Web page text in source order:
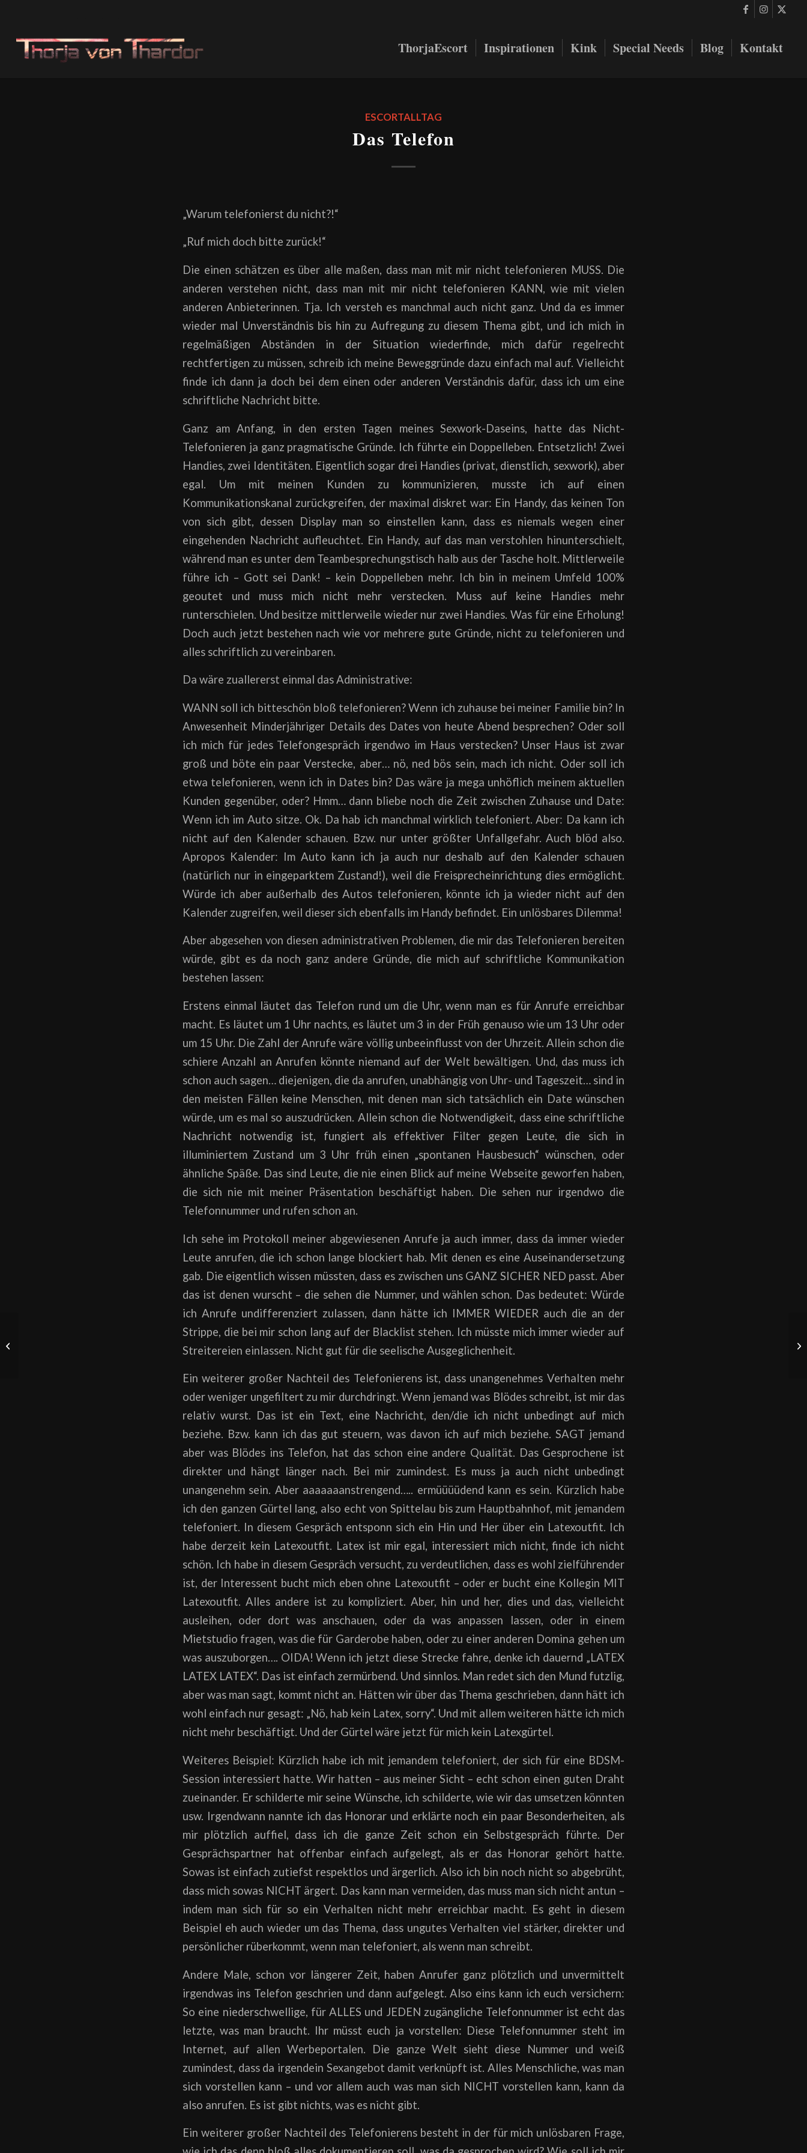
ThorjaEscort Inspirationen Kink Special Needs Blog Kontakt
ESCORTALLTAG
Das Telefon
„Warum telefonierst du nicht?!“
„Ruf mich doch bitte zurück!“
Die einen schätzen es über alle maßen, dass man mit mir nicht telefonieren MUSS. Die
anderen verstehen nicht, dass man mit mir nicht telefonieren KANN, wie mit vielen
anderen Anbieterinnen. Tja. Ich versteh es manchmal auch nicht ganz. Und da es immer
wieder mal Unverständnis bis hin zu Aufregung zu diesem Thema gibt, und ich mich in
regelmäßigen Abständen in der Situation wiederfinde, mich dafür regelrecht
rechtfertigen zu müssen, schreib ich meine Beweggründe dazu einfach mal auf. Vielleicht
finde ich dann ja doch bei dem einen oder anderen Verständnis dafür, dass ich um eine
schriftliche Nachricht bitte.
Ganz am Anfang, in den ersten Tagen meines Sexwork-Daseins, hatte das Nicht-
Telefonieren ja ganz pragmatische Gründe. Ich führte ein Doppelleben. Entsetzlich! Zwei
Handies, zwei Identitäten. Eigentlich sogar drei Handies (privat, dienstlich, sexwork), aber
egal. Um mit meinen Kunden zu kommunizieren, musste ich auf einen
Kommunikationskanal zurückgreifen, der maximal diskret war: Ein Handy, das keinen Ton
von sich gibt, dessen Display man so einstellen kann, dass es niemals wegen einer
eingehenden Nachricht aufleuchtet. Ein Handy, auf das man verstohlen hinunterschielt,
während man es unter dem Teambesprechungstisch halb aus der Tasche holt. Mittlerweile
führe ich – Gott sei Dank! – kein Doppelleben mehr. Ich bin in meinem Umfeld 100%
geoutet und muss mich nicht mehr verstecken. Muss auf keine Handies mehr
runterschielen. Und besitze mittlerweile wieder nur zwei Handies. Was für eine Erholung!
Doch auch jetzt bestehen nach wie vor mehrere gute Gründe, nicht zu telefonieren und
alles schriftlich zu vereinbaren.
Da wäre zuallererst einmal das Administrative:
WANN soll ich bitteschön bloß telefonieren? Wenn ich zuhause bei meiner Familie bin? In
Anwesenheit Minderjähriger Details des Dates von heute Abend besprechen? Oder soll
ich mich für jedes Telefongespräch irgendwo im Haus verstecken? Unser Haus ist zwar
groß und böte ein paar Verstecke, aber… nö, ned bös sein, mach ich nicht. Oder soll ich
etwa telefonieren, wenn ich in Dates bin? Das wäre ja mega unhöflich meinem aktuellen
Kunden gegenüber, oder? Hmm… dann bliebe noch die Zeit zwischen Zuhause und Date:
Wenn ich im Auto sitze. Ok. Da hab ich manchmal wirklich telefoniert. Aber: Da kann ich
nicht auf den Kalender schauen. Bzw. nur unter größter Unfallgefahr. Auch blöd also.
Apropos Kalender: Im Auto kann ich ja auch nur deshalb auf den Kalender schauen
(natürlich nur in eingeparktem Zustand!), weil die Freisprecheinrichtung dies ermöglicht.
Würde ich aber außerhalb des Autos telefonieren, könnte ich ja wieder nicht auf den
Kalender zugreifen, weil dieser sich ebenfalls im Handy befindet. Ein unlösbares Dilemma!
Aber abgesehen von diesen administrativen Problemen, die mir das Telefonieren bereiten
würde, gibt es da noch ganz andere Gründe, die mich auf schriftliche Kommunikation
bestehen lassen:
Erstens einmal läutet das Telefon rund um die Uhr, wenn man es für Anrufe erreichbar
macht. Es läutet um 1 Uhr nachts, es läutet um 3 in der Früh genauso wie um 13 Uhr oder
um 15 Uhr. Die Zahl der Anrufe wäre völlig unbeeinflusst von der Uhrzeit. Allein schon die
schiere Anzahl an Anrufen könnte niemand auf der Welt bewältigen. Und, das muss ich
schon auch sagen… diejenigen, die da anrufen, unabhängig von Uhr- und Tageszeit… sind in
den meisten Fällen keine Menschen, mit denen man sich tatsächlich ein Date wünschen
würde, um es mal so auszudrücken. Allein schon die Notwendigkeit, dass eine schriftliche
Nachricht notwendig ist, fungiert als effektiver Filter gegen Leute, die sich in
illuminiertem Zustand um 3 Uhr früh einen „spontanen Hausbesuch“ wünschen, oder
ähnliche Späße. Das sind Leute, die nie einen Blick auf meine Webseite geworfen haben,
die sich nie mit meiner Präsentation beschäftigt haben. Die sehen nur irgendwo die
Telefonnummer und rufen schon an.
Ich sehe im Protokoll meiner abgewiesenen Anrufe ja auch immer, dass da immer wieder
Leute anrufen, die ich schon lange blockiert hab. Mit denen es eine Auseinandersetzung
gab. Die eigentlich wissen müssten, dass es zwischen uns GANZ SICHER NED passt. Aber
das ist denen wurscht – die sehen die Nummer, und wählen schon. Das bedeutet: Würde
ich Anrufe undifferenziert zulassen, dann hätte ich IMMER WIEDER auch die an der
Strippe, die bei mir schon lang auf der Blacklist stehen. Ich müsste mich immer wieder auf
Streitereien einlassen. Nicht gut für die seelische Ausgeglichenheit.
Ein weiterer großer Nachteil des Telefonierens ist, dass unangenehmes Verhalten mehr
oder weniger ungefiltert zu mir durchdringt. Wenn jemand was Blödes schreibt, ist mir das
relativ wurst. Das ist ein Text, eine Nachricht, den/die ich nicht unbedingt auf mich
beziehe. Bzw. kann ich das gut steuern, was davon ich auf mich beziehe. SAGT jemand
aber was Blödes ins Telefon, hat das schon eine andere Qualität. Das Gesprochene ist
direkter und hängt länger nach. Bei mir zumindest. Es muss ja auch nicht unbedingt
unangenehm sein. Aber aaaaaaanstrengend….. ermüüüüdend kann es sein. Kürzlich habe
ich den ganzen Gürtel lang, also echt von Spittelau bis zum Hauptbahnhof, mit jemandem
telefoniert. In diesem Gespräch entsponn sich ein Hin und Her über ein Latexoutfit. Ich
habe derzeit kein Latexoutfit. Latex ist mir egal, interessiert mich nicht, finde ich nicht
schön. Ich habe in diesem Gespräch versucht, zu verdeutlichen, dass es wohl zielführender
ist, der Interessent bucht mich eben ohne Latexoutfit – oder er bucht eine Kollegin MIT
Latexoutfit. Alles andere ist zu kompliziert. Aber, hin und her, dies und das, vielleicht
ausleihen, oder dort was anschauen, oder da was anpassen lassen, oder in einem
Mietstudio fragen, was die für Garderobe haben, oder zu einer anderen Domina gehen um
was auszuborgen…. OIDA! Wenn ich jetzt diese Strecke fahre, denke ich dauernd „LATEX
LATEX LATEX“. Das ist einfach zermürbend. Und sinnlos. Man redet sich den Mund futzlig,
aber was man sagt, kommt nicht an. Hätten wir über das Thema geschrieben, dann hätt ich
wohl einfach nur gesagt: „Nö, hab kein Latex, sorry“. Und mit allem weiteren hätte ich mich
nicht mehr beschäftigt. Und der Gürtel wäre jetzt für mich kein Latexgürtel.
Weiteres Beispiel: Kürzlich habe ich mit jemandem telefoniert, der sich für eine BDSM-
Session interessiert hatte. Wir hatten – aus meiner Sicht – echt schon einen guten Draht
zueinander. Er schilderte mir seine Wünsche, ich schilderte, wie wir das umsetzen könnten
usw. Irgendwann nannte ich das Honorar und erklärte noch ein paar Besonderheiten, als
mir plötzlich auffiel, dass ich die ganze Zeit schon ein Selbstgespräch führte. Der
Gesprächspartner hat offenbar einfach aufgelegt, als er das Honorar gehört hatte.
Sowas ist einfach zutiefst respektlos und ärgerlich. Also ich bin noch nicht so abgebrüht,
dass mich sowas NICHT ärgert. Das kann man vermeiden, das muss man sich nicht antun –
indem man sich für so ein Verhalten nicht mehr erreichbar macht. Es geht in diesem
Beispiel eh auch wieder um das Thema, dass ungutes Verhalten viel stärker, direkter und
persönlicher rüberkommt, wenn man telefoniert, als wenn man schreibt.
Andere Male, schon vor längerer Zeit, haben Anrufer ganz plötzlich und unvermittelt
irgendwas ins Telefon geschrien und dann aufgelegt. Also eins kann ich euch versichern:
So eine niederschwellige, für ALLES und JEDEN zugängliche Telefonnummer ist echt das
letzte, was man braucht. Ihr müsst euch ja vorstellen: Diese Telefonnummer steht im
Internet, auf allen Werbeportalen. Die ganze Welt sieht diese Nummer und weiß
zumindest, dass da irgendein Sexangebot damit verknüpft ist. Alles Menschliche, was man
sich vorstellen kann – und vor allem auch was man sich NICHT vorstellen kann, kann da
also anrufen. Es ist gibt nichts, was es nicht gibt.
Ein weiterer großer Nachteil des Telefonierens besteht in der für mich unlösbaren Frage,